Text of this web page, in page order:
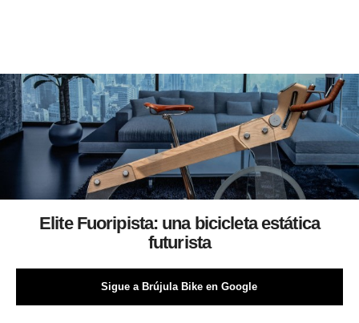
Elite Fuoripista: una bicicleta estática
futurista
Sigue a Brújula Bike en Google